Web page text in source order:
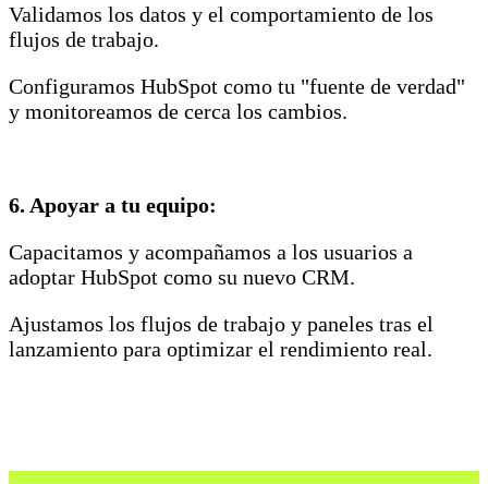
Validamos los datos y el comportamiento de los
flujos de trabajo.
Configuramos HubSpot como tu "fuente de verdad"
y monitoreamos de cerca los cambios.
6. Apoyar a tu equipo:
Capacitamos y acompañamos a los usuarios a
adoptar HubSpot como su nuevo CRM.
Ajustamos los flujos de trabajo y paneles tras el
lanzamiento para optimizar el rendimiento real.